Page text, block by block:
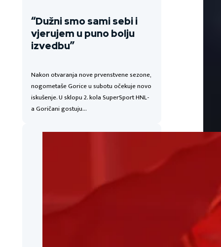
“Dužni smo sami sebi i
vjerujem u puno bolju
izvedbu”
Nakon otvaranja nove prvenstvene sezone,
nogometaše Gorice u subotu očekuje novo
iskušenje. U sklopu 2. kola SuperSport HNL-
a Goričani gostuju…